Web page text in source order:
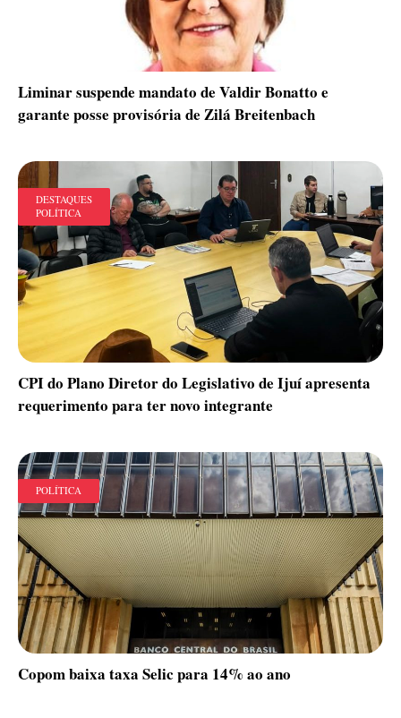
Liminar suspende mandato de Valdir Bonatto e
garante posse provisória de Zilá Breitenbach
DESTAQUES
POLÍTICA
CPI do Plano Diretor do Legislativo de Ijuí apresenta
requerimento para ter novo integrante
POLÍTICA
Copom baixa taxa Selic para 14% ao ano